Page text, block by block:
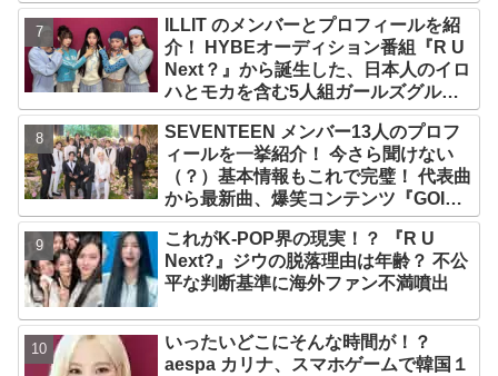
ILLIT のメンバーとプロフィールを紹
介！ HYBEオーディション番組『R U
Next？』から誕生した、日本人のイロ
ハとモカを含む5人組ガールズグルー
プ！ デビュー曲「Magnetic」がいき
なりの大ヒット
SEVENTEEN メンバー13人のプロフ
ィールを一挙紹介！ 今さら聞けない
（？）基本情報もこれで完璧！ 代表曲
から最新曲、爆笑コンテンツ『GOING
SEVENTEEN』まで・・VERY NICE
な魅力が満載
これがK-POP界の現実！？ 『R U
Next?』ジウの脱落理由は年齢？ 不公
平な判断基準に海外ファン不満噴出
いったいどこにそんな時間が！？
aespa カリナ、スマホゲームで韓国１